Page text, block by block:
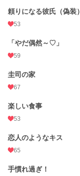
頼りになる彼氏（偽装）
53
「やだ偶然～♡」
59
圭司の家
67
楽しい食事
53
恋人のようなキス
65
手慣れ過ぎ！